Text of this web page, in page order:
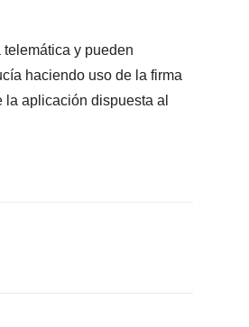
y pueden
haciendo uso de la firma
aplicación dispuesta al